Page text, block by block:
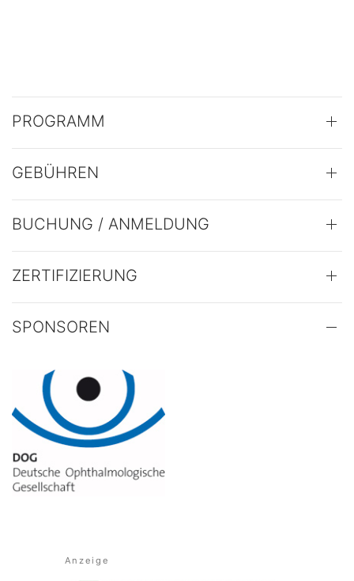
PROGRAMM
GEBÜHREN
BUCHUNG / ANMELDUNG
ZERTIFIZIERUNG
SPONSOREN